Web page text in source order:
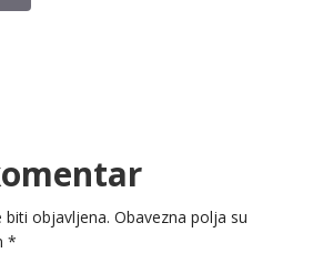
biti objavljena. Obavezna polja su
*